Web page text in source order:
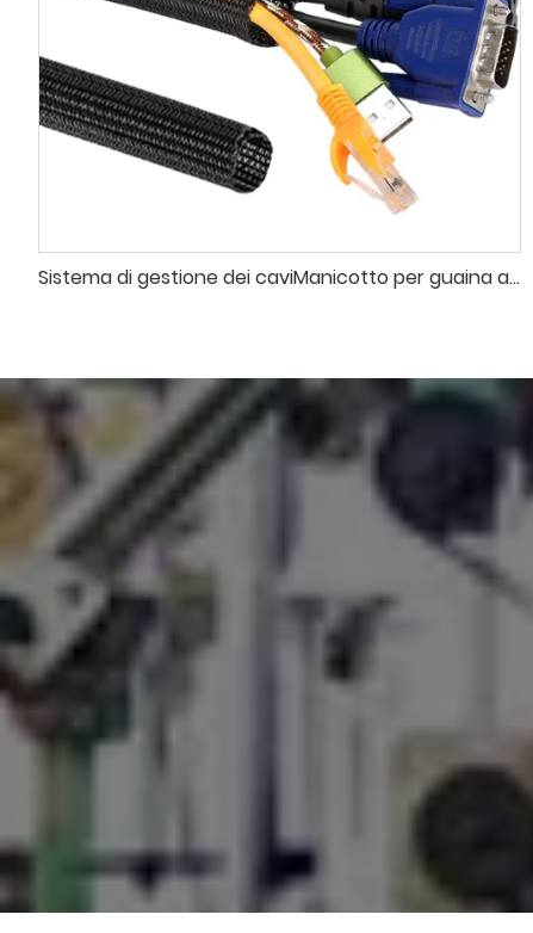
Sistema di gestione dei caviManicotto per guaina avvolgente intrecciata divisa da 16 mm con 1 nastro a strappo